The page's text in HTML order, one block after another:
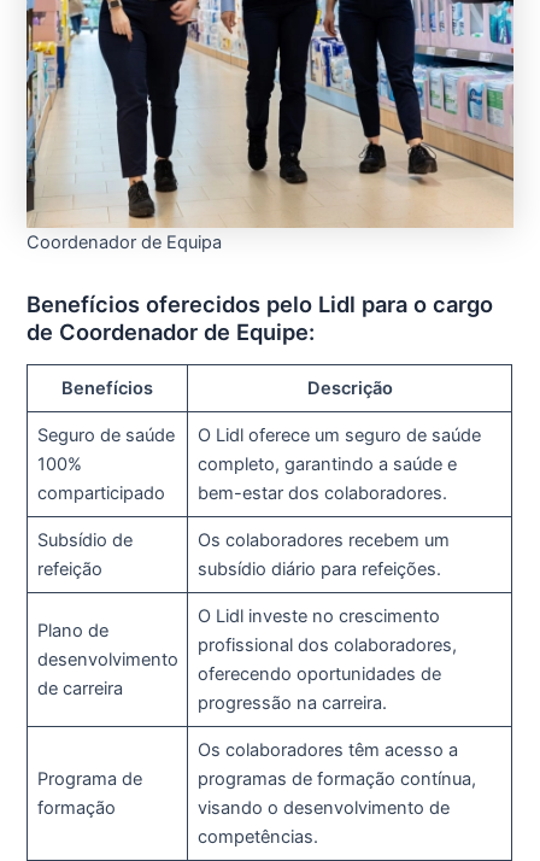
Coordenador de Equipa
Benefícios oferecidos pelo Lidl para o cargo
de Coordenador de Equipe:
Benefícios Descrição
Seguro de saúde
100%
comparticipado
O Lidl oferece um seguro de saúde
completo, garantindo a saúde e
bem-estar dos colaboradores.
Subsídio de
refeição
Os colaboradores recebem um
subsídio diário para refeições.
Plano de
desenvolvimento
de carreira
O Lidl investe no crescimento
profissional dos colaboradores,
oferecendo oportunidades de
progressão na carreira.
Programa de
formação
Os colaboradores têm acesso a
programas de formação contínua,
visando o desenvolvimento de
competências.